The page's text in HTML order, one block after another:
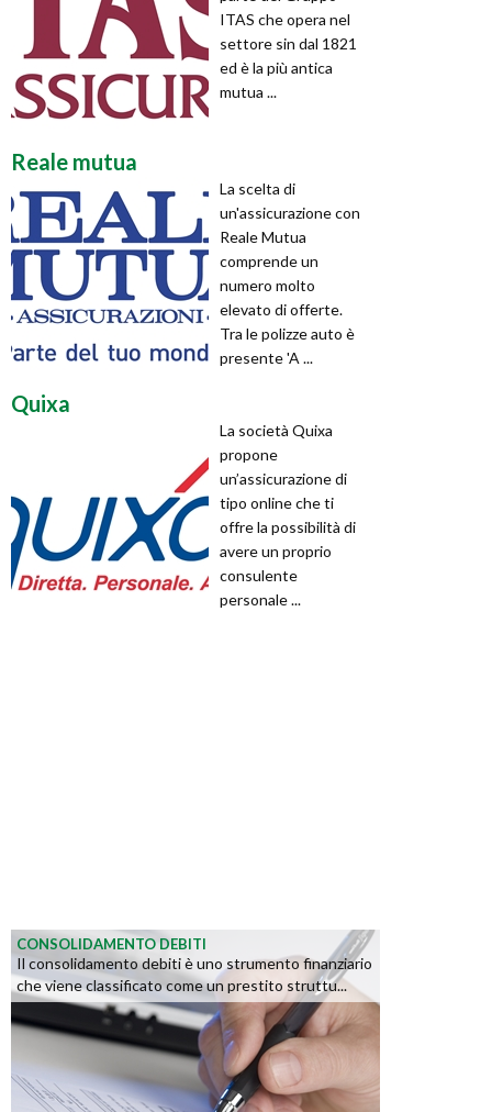
ITAS che opera nel
settore sin dal 1821
ed è la più antica
mutua ...
Reale mutua
La scelta di
un'assicurazione con
Reale Mutua
comprende un
numero molto
elevato di offerte.
Tra le polizze auto è
presente 'A ...
Quixa
La società Quixa
propone
un’assicurazione di
tipo online che ti
offre la possibilità di
avere un proprio
consulente
personale ...
CONSOLIDAMENTO DEBITI
Il consolidamento debiti è uno strumento finanziario
che viene classificato come un prestito struttu...